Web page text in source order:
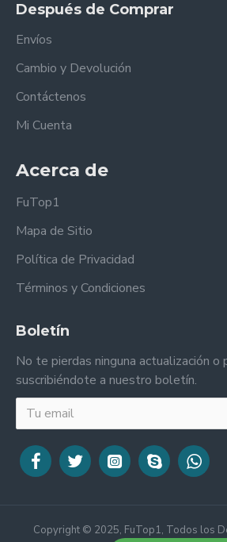
Después de Comprar
Envíos
Cambio y Devolución
Contáctenos
Mi Cuenta
Acerca de
FuTop1
Mapa de Sitio
Política de Privacidad
Términos y Condiciones
Boletín
No te pierdas ninguna actualización o
suscribiéndote a nuestro boletín.
Copyright © 2025, FuTop1, Todos los